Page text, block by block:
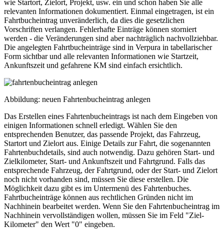
wie Startort, Zielort, Projekt, usw. ein und schon haben Sie alle
relevanten Informationen dokumentiert. Einmal eingetragen, ist ein
Fahrtbucheintrag unveränderlich, da dies die gesetzlichen
Vorschriften verlangen. Fehlerhafte Einträge können storniert
werden - die Veränderungen sind aber nachträglich nachvollziehbar.
Die angelegten Fahrtbucheinträge sind in Verpura in tabellarischer
Form sichtbar und alle relevanten Informationen wie Startzeit,
Ankunftszeit und gefahrene KM sind einfach ersichtlich.
Abbildung: neuen Fahrtenbucheintrag anlegen
Das Erstellen eines Fahrtenbucheintrags ist nach dem Eingeben von
einigen Informationen schnell erledigt. Wählen Sie den
entsprechenden Benutzer, das passende Projekt, das Fahrzeug,
Startort und Zielort aus. Einige Details zur Fahrt, die sogenannten
Fahrtenbuchdetails, sind auch notwendig. Dazu gehören Start- und
Zielkilometer, Start- und Ankunftszeit und Fahrtgrund. Falls das
entsprechende Fahrzeug, der Fahrtgrund, oder der Start- und Zielort
noch nicht vorhanden sind, müssen Sie diese erstellen. Die
Möglichkeit dazu gibt es im Untermenü des Fahrtenbuches.
Fahrtbucheinträge können aus rechtlichen Gründen nicht im
Nachhinein bearbeitet werden. Wenn Sie den Fahrtenbucheintrag im
Nachhinein vervollständigen wollen, müssen Sie im Feld "Ziel-
Kilometer" den Wert "0" eingeben.